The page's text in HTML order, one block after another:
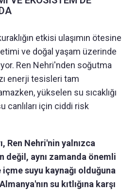
etkisi ulaşımın ötesine
ve doğal yaşam üzerinde
Ren Nehri'nden soğutma
enerji tesisleri tam
yükselen su sıcaklığı
canlıları için ciddi risk
Ren Nehri'nin yalnızca
değil, aynı zamanda önemli
suyu kaynağı olduğuna
su kıtlığına karşı